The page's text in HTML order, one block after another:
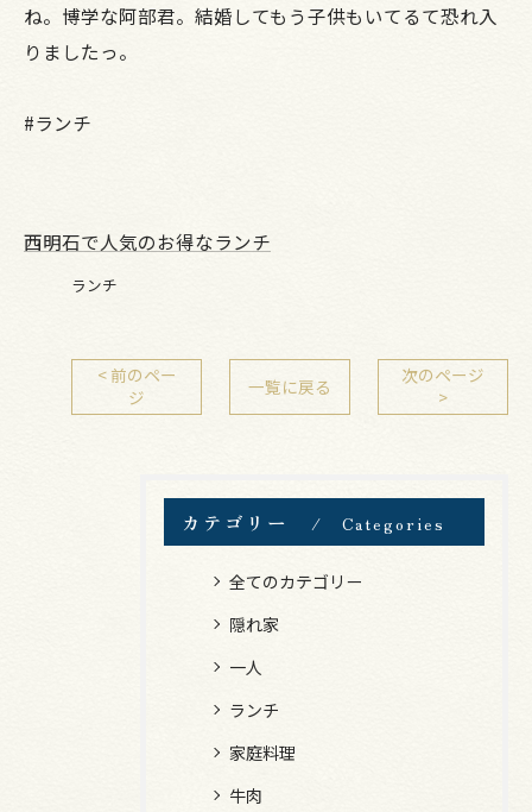
ね。博学な阿部君。結婚してもう子供もいてるて恐れ入
りましたっ。
#ランチ
西明石で人気のお得なランチ
ランチ
< 前のペー
ジ
一覧に戻る
次のページ
>
カテゴリー Categories
全てのカテゴリー
隠れ家
一人
ランチ
家庭料理
牛肉